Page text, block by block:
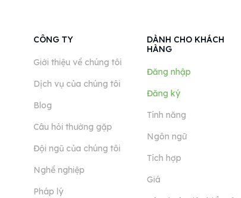
CÔNG TY
Giới thiệu về chúng tôi
Dịch vụ của chúng tôi
Blog
Câu hỏi thường gặp
Đội ngũ của chúng tôi
Nghề nghiệp
Pháp lý
DÀNH CHO KHÁCH
HÀNG
Đăng nhập
Đăng ký
Tính năng
Ngôn ngữ
Tích hợp
Giá